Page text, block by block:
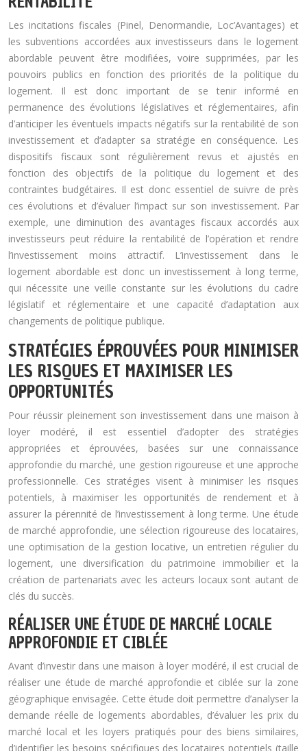
Les incitations fiscales (Pinel, Denormandie, Loc’Avantages) et
les subventions accordées aux investisseurs dans le logement
abordable peuvent être modifiées, voire supprimées, par les
pouvoirs publics en fonction des priorités de la politique du
logement. Il est donc important de se tenir informé en
permanence des évolutions législatives et réglementaires, afin
d’anticiper les éventuels impacts négatifs sur la rentabilité de son
investissement et d’adapter sa stratégie en conséquence. Les
dispositifs fiscaux sont régulièrement revus et ajustés en
fonction des objectifs de la politique du logement et des
contraintes budgétaires. Il est donc essentiel de suivre de près
ces évolutions et d’évaluer l’impact sur son investissement. Par
exemple, une diminution des avantages fiscaux accordés aux
investisseurs peut réduire la rentabilité de l’opération et rendre
l’investissement moins attractif. L’investissement dans le
logement abordable est donc un investissement à long terme,
qui nécessite une veille constante sur les évolutions du cadre
législatif et réglementaire et une capacité d’adaptation aux
changements de politique publique.
STRATÉGIES ÉPROUVÉES POUR MINIMISER
LES RISQUES ET MAXIMISER LES
OPPORTUNITÉS
Pour réussir pleinement son investissement dans une maison à
loyer modéré, il est essentiel d’adopter des stratégies
appropriées et éprouvées, basées sur une connaissance
approfondie du marché, une gestion rigoureuse et une approche
professionnelle. Ces stratégies visent à minimiser les risques
potentiels, à maximiser les opportunités de rendement et à
assurer la pérennité de l’investissement à long terme. Une étude
de marché approfondie, une sélection rigoureuse des locataires,
une optimisation de la gestion locative, un entretien régulier du
logement, une diversification du patrimoine immobilier et la
création de partenariats avec les acteurs locaux sont autant de
clés du succès.
RÉALISER UNE ÉTUDE DE MARCHÉ LOCALE
APPROFONDIE ET CIBLÉE
Avant d’investir dans une maison à loyer modéré, il est crucial de
réaliser une étude de marché approfondie et ciblée sur la zone
géographique envisagée. Cette étude doit permettre d’analyser la
demande réelle de logements abordables, d’évaluer les prix du
marché local et les loyers pratiqués pour des biens similaires,
d’identifier les besoins spécifiques des locataires potentiels (taille